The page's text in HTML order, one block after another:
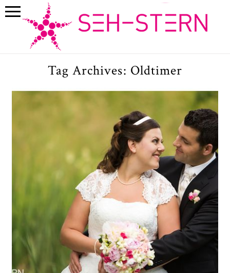
Tag Archives: Oldtimer
Hochzeitsfotografin München |
Gut Sonnhausen Glonn |
Manuela & Josef
ARTIKEL ÖFFNEN